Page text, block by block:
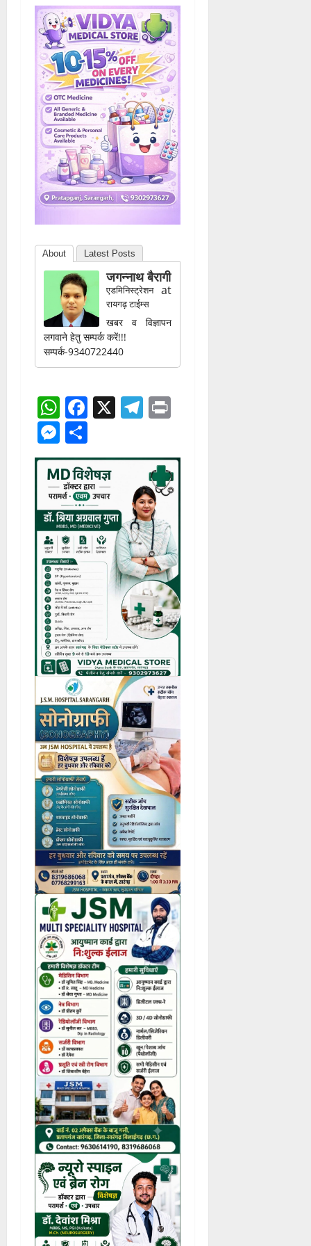
About Latest Posts
जगन्नाथ बैरागी
एडमिनिस्ट्रेशनat
रायगढ़ टाईम्स
खबर व विज्ञापन
लगवाने हेतु सम्पर्क करें!!!
सम्पर्क-9340722440
WhatsApp
Facebook
X Telegram
Messenger